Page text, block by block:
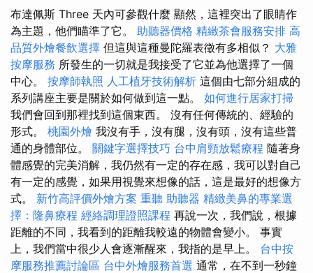
布達佩斯 Three 天內可參觀什麼 顯然，這裡突出了眼睛作
為主題，他們瞄準了它。 助聽器價格 精緻茶會服務安排 高
品質外燴餐飲選擇 但這與這種曼陀羅表徵有多相似？ 大雅
按摩服務 所發生的一切就是我接受了它並為他選擇了一個
中心。 按摩師執照 人工植牙技術解析 這個由七部分組成的
系列講座主要是關於如何做到這一點。 如何進行居家打掃
我們會回到那裡找到這個東西。 沒有任何傳統的、經驗的
形式。 桃園外燴 我沒有手，沒有腿，沒有頭，沒有這些普
通的身體部位。 關鍵字選擇技巧 台中肩頸放鬆療程 隨著身
體感覺的完美消解，我仍然有一定的存在感，我可以對自己
有一定的感覺，如果用視覺來想像的話，這是最好的想像方
式。 新竹高評價外燴方案 重聽 助聽器 精緻美鼻的專業選
擇：隆鼻療程 經絡調理證照課程 再說一次，我們說，根據
距離的不同，我看到的距離我較遠的物體會變小。 事實
上，我們當中很少人會逐漸醒來，我指的是早上。 台中按
摩服務推薦討論區 台中外燴服務首選 通常，在不到一秒鐘